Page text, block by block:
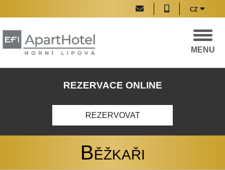
cz
MENU
REZERVACE ONLINE
REZERVOVAT
Běžkaři